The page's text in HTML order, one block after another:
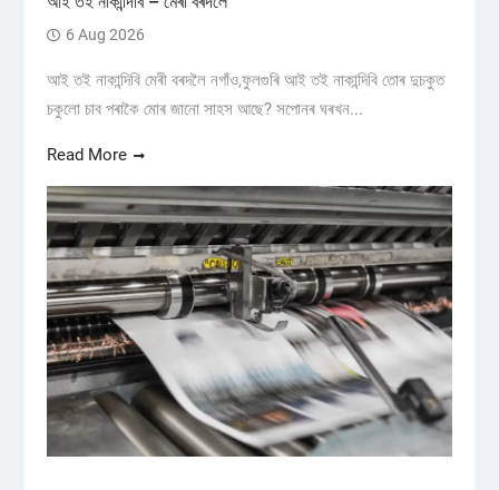
6 Aug 2026
আই তই নাকান্দিবি মেৰী বৰদলৈ নগাঁও,ফুলগুৰি আই তই নাকান্দিবি তোৰ দুচকুত
চকুলো চাব পৰাকৈ মোৰ জানো সাহস আছে? সপোনৰ ঘৰখন...
Read More